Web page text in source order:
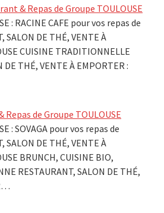
& Repas de Groupe TOULOUSE
: RACINE CAFE pour vos repas de
SALON DE THÉ, VENTE À
CUISINE TRADITIONNELLE
DE THÉ, VENTE À EMPORTER :
Repas de Groupe TOULOUSE
: SOVAGA pour vos repas de
SALON DE THÉ, VENTE À
BRUNCH, CUISINE BIO,
RESTAURANT, SALON DE THÉ,